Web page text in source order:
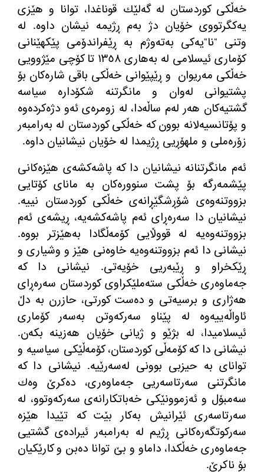
خهڵكی كوردستان له ‌گهلێك قوناغدا، توانا و هێزی
یهكگرتووی خۆیان دژ بهم ڕژیمه نیشان داوه‌. له
وتنی “نا“یهكی بهتهوژم به ڕێفراندۆمی پێكهێنانی
كۆماری ئیسلامی له به
هاری ١٣٥٨ تا كۆچی مێژوویی
خهڵكی مهریوان و ڕێپێوانی خهڵكی باقی شارهكان بۆ
پشتیوانی لهوان و مانگرتنه شكۆداره
سیاسه
گشتیهكان ههر لهم ساڵهدا، له زومرهی ئهو دژهكردهوه
و پۆتانسیهلانه بوون كه خهڵكی كوردستان له بهرامبهر
زۆرهملی و ملهۆڕیی ڕژیمدا له خۆیان نیشانیان داوه‌.
ئهم مانگرتنانه نیشانیان دا كه پاشهكشهی هێزهكانی
پێشمهرگه بۆ پشت سنوورهكان به مانای كۆتایی
بزووتنهوهی شۆڕشگێڕانهی خهڵكی كوردستان نییه‌.
نیشانیان دا سهرهڕای ئهم پاشهكشهیه، ڕیشهی ئهم
بزووتنهوهیه له ‌قووڵایی كۆمهڵگادا بههێزتر بووه‌.
نیشانی دا ئهم بزووتنهوهیه ‌خاوهنی هێز و وشیاری و
ڕێكخراو و ڕێبهریی خۆیهتی. نیشانی دا كه
جهماوهری خهڵكی ستهملێكراوی كوردستان سهرهڕای
ههژاری و برسیهتی و دهست كورتی، حازرن به دڵ
ئاواڵهییهوه له پێناو سهركهوتن بهسهر كۆماری
ئیسلامیدا، له بژێو و ژیانی خۆیان ههزینه بكهن.
نیشانی دا كه‌كۆمهڵی كوردستان، كۆمهڵێكی سیاسیه و
توانای به حیزبی بوونی لهسهرێیه‌. نیشانی دا كه
مانگرتنی سهرتاسهریی جهماوهری، دهكرێ وهك
سهمبۆل و ئهزموونێكی خهباتكارانهی سهركهوتوو، له
سهرتاسهری ئێرانیش بهكار بێت كه تێیدا هێزه
سهركوتگهرهكانی ڕژیم له بهرامبهر ئیرادهی گشتیی
جهماوهری خهڵكدا، داماو و بێ توانا دهبن و كارێكیان
بۆ ناكرێ.